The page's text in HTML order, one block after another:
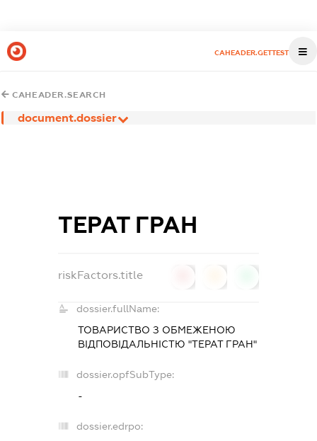
CAHEADER.GETTEST
CAHEADER.SEARCH
document.dossier
ТЕРАТ ГРАН
riskFactors.title
dossier.fullName:
ТОВАРИСТВО З ОБМЕЖЕНОЮ
ВІДПОВІДАЛЬНІСТЮ "ТЕРАТ ГРАН"
dossier.opfSubType:
-
dossier.edrpo: